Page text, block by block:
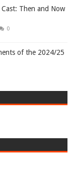
Then and Now
0
of the 2024/25